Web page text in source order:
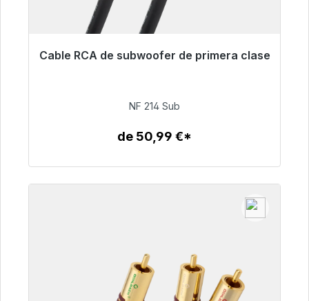
Cable RCA de subwoofer de primera clase
Listo para envío inmediato, plazo de entrega
94,00 €
NF 214 Sub
de 50,99 €*